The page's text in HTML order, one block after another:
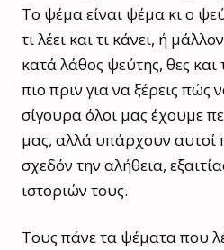
Το ψέμα είναι ψέμα κι ο
τι λέει και τι κάνει, ή
κατά λάθος ψεύτης, θες και
πιο πριν για να ξέρεις πώς
σίγουρα όλοι μας έχουμε
μας, αλλά υπάρχουν αυτοί
σχεδόν την αλήθεια,
ιστοριών τους.
Τους πάνε τα ψέματα που